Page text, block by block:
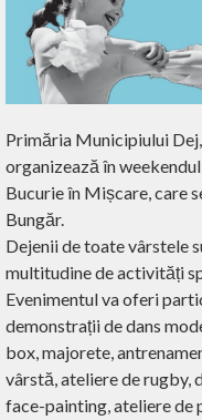
Primăria Municipiului
organizează în
Bucurie în Mișcare, care
Bungăr.
Dejenii de toate vârstele
multitudine de activități
Evenimentul va oferi
demonstrații de dans
box, majorete,
vârstă, ateliere de rugby,
face-painting, ateliere de